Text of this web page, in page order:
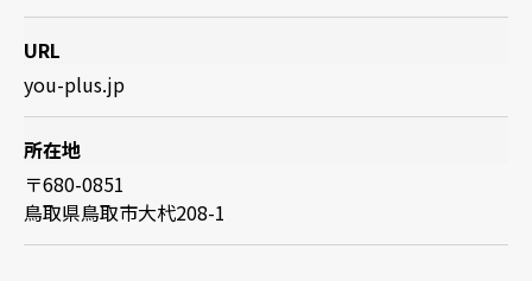
URL
you-plus.jp
所在地
〒680-0851
鳥取県鳥取市大杙208-1